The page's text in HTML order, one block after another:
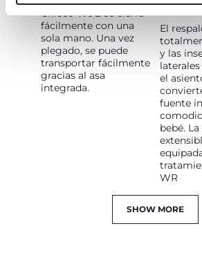
Chicco We 2 se cierra
fácilmente con una
sola mano. Una vez
plegado, se puede
transportar fácilmente
gracias al asa
integrada.
El
y las
el
fuente
bebé.
WR
SHOW MORE